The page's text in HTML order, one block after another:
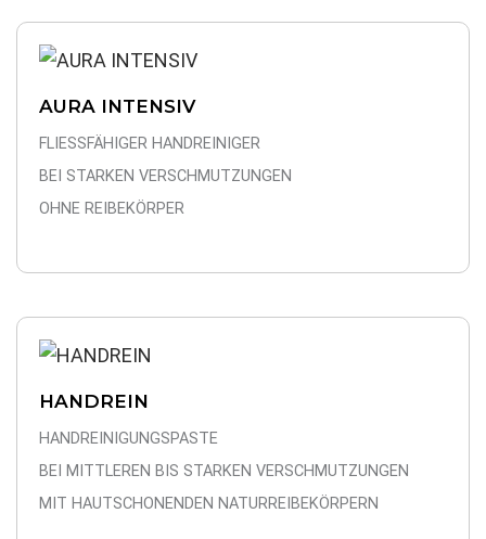
AURA INTENSIV
FLIESSFÄHIGER HANDREINIGER
BEI STARKEN VERSCHMUTZUNGEN
OHNE REIBEKÖRPER
HANDREIN
HANDREINIGUNGSPASTE
BEI MITTLEREN BIS STARKEN VERSCHMUTZUNGEN
MIT HAUTSCHONENDEN NATURREIBEKÖRPERN